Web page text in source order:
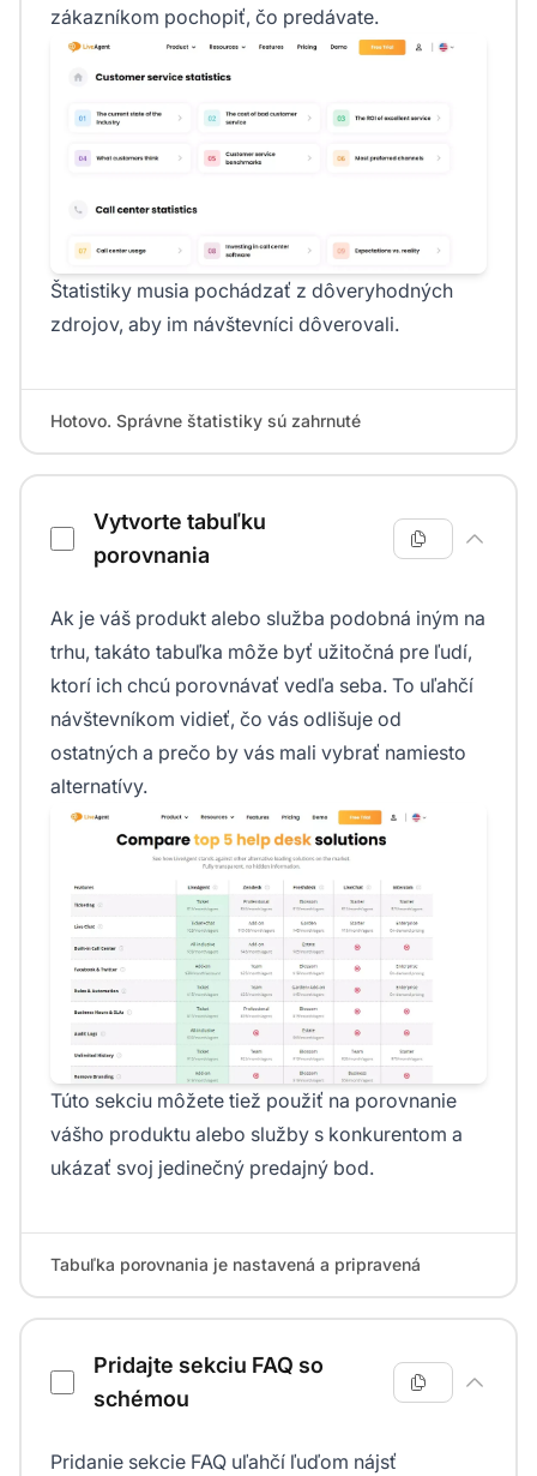
zákazníkom pochopiť, čo predávate.
Štatistiky musia pochádzať z dôveryhodných
zdrojov, aby im návštevníci dôverovali.
Hotovo. Správne štatistiky sú zahrnuté
Vytvorte tabuľku
porovnania
Ak je váš produkt alebo služba podobná iným na
trhu, takáto tabuľka môže byť užitočná pre ľudí,
ktorí ich chcú porovnávať vedľa seba. To uľahčí
návštevníkom vidieť, čo vás odlišuje od
ostatných a prečo by vás mali vybrať namiesto
alternatívy.
Túto sekciu môžete tiež použiť na porovnanie
vášho produktu alebo služby s konkurentom a
ukázať svoj jedinečný predajný bod.
Tabuľka porovnania je nastavená a pripravená
Pridajte sekciu FAQ so
schémou
Pridanie sekcie FAQ uľahčí ľuďom nájsť